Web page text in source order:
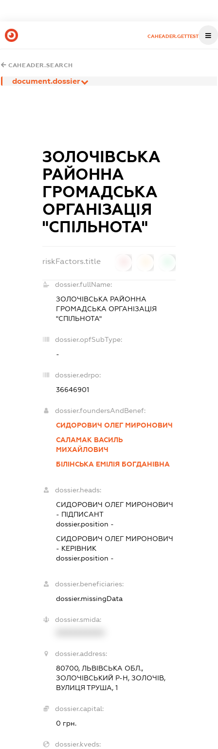
CAHEADER.GETTEST
CAHEADER.SEARCH
document.dossier
ЗОЛОЧІВСЬКА
РАЙОННА
ГРОМАДСЬКА
ОРГАНІЗАЦІЯ
"СПІЛЬНОТА"
riskFactors.title
dossier.fullName:
ЗОЛОЧІВСЬКА РАЙОННА
ГРОМАДСЬКА ОРГАНІЗАЦІЯ
"СПІЛЬНОТА"
dossier.opfSubType:
-
dossier.edrpo:
36646901
dossier.foundersAndBenef:
СИДОРОВИЧ ОЛЕГ МИРОНОВИЧ
САЛАМАК ВАСИЛЬ
МИХАЙЛОВИЧ
БІЛІНСЬКА ЕМІЛІЯ БОГДАНІВНА
dossier.heads:
СИДОРОВИЧ ОЛЕГ МИРОНОВИЧ
- ПІДПИСАНТ
dossier.position -
СИДОРОВИЧ ОЛЕГ МИРОНОВИЧ
- КЕРІВНИК
dossier.position -
dossier.beneficiaries:
dossier.missingData
dossier.smida:
dossier.address:
80700, ЛЬВІВСЬКА ОБЛ.,
ЗОЛОЧІВСЬКИЙ Р-Н, ЗОЛОЧІВ,
ВУЛИЦЯ ТРУША, 1
dossier.capital:
0 грн.
dossier.kveds: